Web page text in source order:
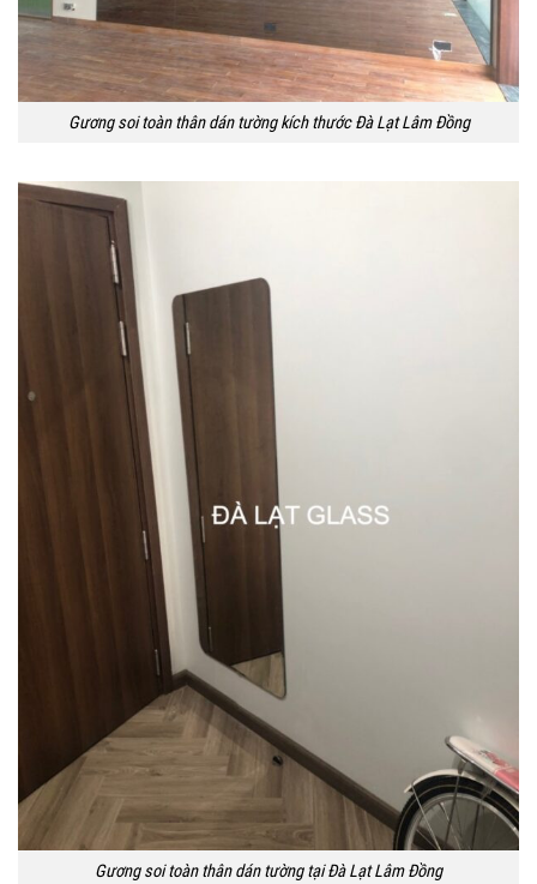
Gương soi toàn thân dán tường kích thước Đà Lạt Lâm Đồng
Gương soi toàn thân dán tường tại Đà Lạt Lâm Đồng